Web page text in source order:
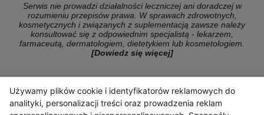
Serwis nie prowadzi działalności leczniczej ani doradczej w
rozumieniu przepisów prawa. W sprawach zdrowotnych,
kosmetycznych i związanych z suplementacją zawsze należy
konsultować się z odpowiednim specjalistą - lekarzem,
farmaceutą, dermatologiem, dietetykiem lub kosmetologiem.
[Dowiedz się więcej]
© Copyright 2026 ranking-konsumencki.pl
Używamy plików cookie i identyfikatorów reklamowych do
analityki, personalizacji treści oraz prowadzenia reklam